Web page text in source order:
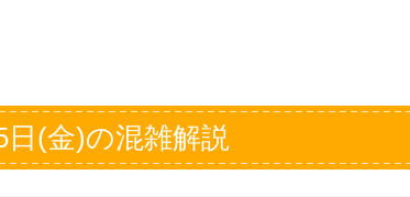
(金)の混雑解説